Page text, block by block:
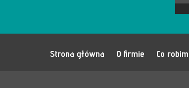
Strona główna O firmie Co